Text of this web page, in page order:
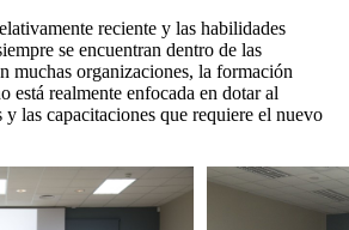
reciente y las habilidades
se encuentran dentro de las
muchas organizaciones, la formación
está realmente enfocada en dotar al
y las capacitaciones que requiere el nuevo